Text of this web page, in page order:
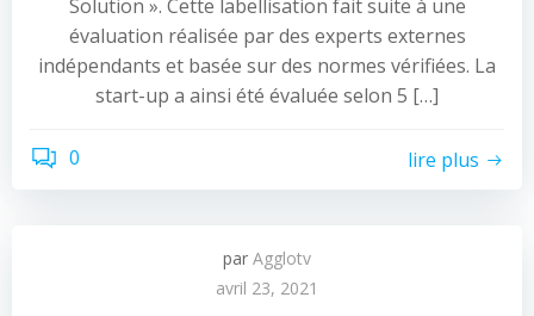
Solution ». Cette labellisation fait suite à une
évaluation réalisée par des experts externes
indépendants et basée sur des normes vérifiées. La
start-up a ainsi été évaluée selon 5 […]
0 lire plus
par Agglotv
avril 23, 2021